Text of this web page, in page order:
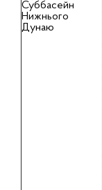
Суббасейн
Нижнього
Дунаю